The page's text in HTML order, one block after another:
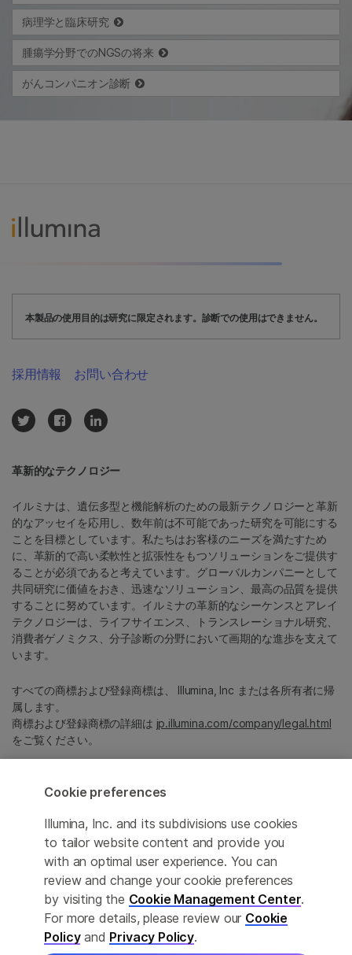
病理学と臨床研究
腫瘍学分野でのNGSの将来
がんコンパニオン診断
本製品の使用目的は研究に限定されます。診断での使用はできません。
このページは機械翻訳を利用しております。なるべく正確な翻訳を
提供するために合理的な努力をしていますが、完全に正確な翻訳と
は限りませんので、あらかじめご了承ください。公式なコンテンツ
革新的なテクノロジー
イルミナは、遺伝多型と機能解析のための最新テクノロジーと革新
的なアッセイを応用し、数年前は不可能であった研究を可能にする
ことを目標としています。私たちはお客様のニーズを満たすため
に、革新的で高い柔軟性と拡張性をもつソリューションをご提供す
ることが必須であると考えています。グローバルカンパニーとして
共同研究に価値をおき、迅速なソリューション、最高の品質を提供
することに努めています。イルミナの革新的なシーケンスとアレイ
テクノロジーは、ライフサイエンス、トランスレーショナル研究、
消費者ゲノミクス、分子診断の分野において画期的な進歩を支えて
います。
すべての商標および登録商標は、 Illumina, Inc または各所有者に帰
属します。
商標および登録商標の詳細は jp.illumina.com/company/legal.html
をご覧ください。
Cookie Management Center
プライバシーポリシ
採用情報 お問い合わせ
© 2026 Illumina, Inc. All rights reserved.
Cookie preferences
Illumina, Inc. and its subdivisions use cookies
to tailor website content and provide you
with an optimal user experience. You can
review and change your cookie preferences
by visiting the Cookie Management Center.
For more details, please review our Cookie
Policyand Privacy Policy.